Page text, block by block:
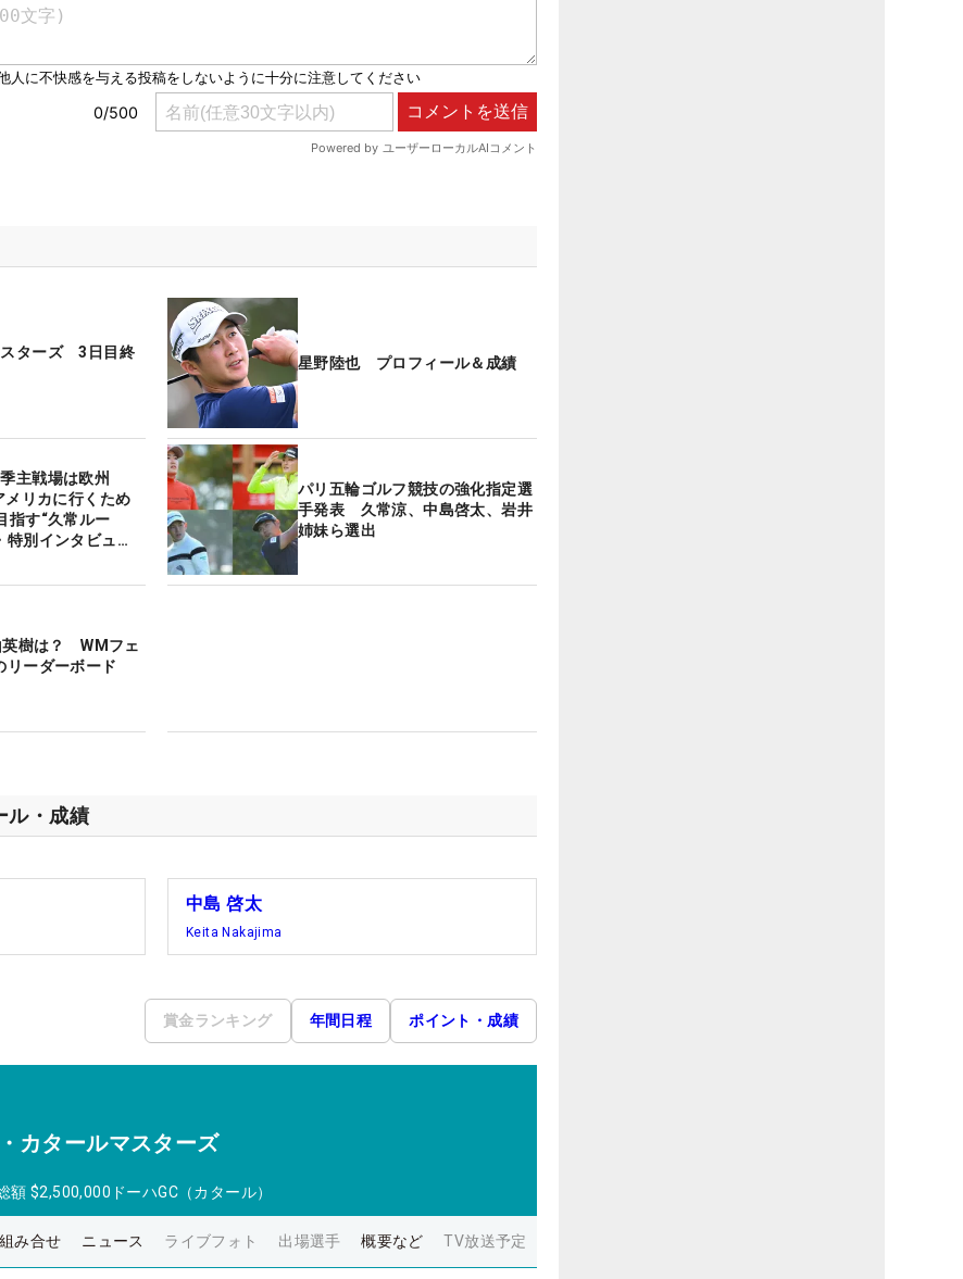
スターズ 3日目終
星野陸也 プロフィール＆成績
主戦場は欧州
メリカに行くため
指す“久常ルー
特別インタビュ
パリ五輪ゴルフ競技の強化指定選
手発表 久常涼、中島啓太、岩井
姉妹ら選出
英樹は？ WMフェ
リーダーボード
ル・成績
中島 啓太
Keita Nakajima
賞金ランキング 年間日程 ポイント・成績
カタールマスターズ
額 $2,500,000 ドーハGC（カタール）
組み合せ ニュース ライブフォト 出場選手 概要など TV放送予定